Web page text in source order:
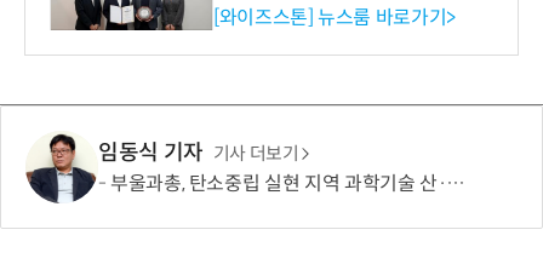
증 최고 등급 수여
[와이즈스톤] 뉴스룸 바로가기>
임동식 기자 기사 더보기
부울과총, 탄소중립 실현 지역 과학기술 산·학·연·관 협력 모색